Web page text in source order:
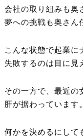
会社の取り組みも奥
夢への挑戦も奥さん
こんな状態で起業に
失敗するのは目に見
その一方で、最近の
肝が据わっています。
何かを決めるにして